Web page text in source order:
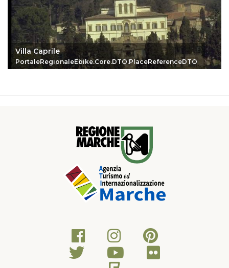
Villa Caprile
PortaleRegionaleEbike.Core.DTO.PlaceReferenceDTO